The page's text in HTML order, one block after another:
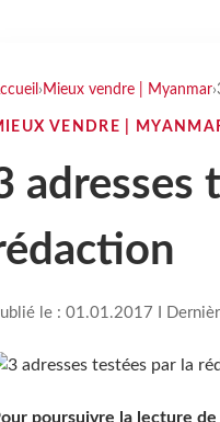
› Mieux vendre | Myanmar›
VENDRE |
adresses
le : 01.01.2017 I
poursuivre la lecture